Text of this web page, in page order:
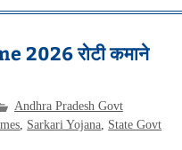
2026 रोटी कमाने
Andhra Pradesh Govt
Sarkari Yojana State Govt